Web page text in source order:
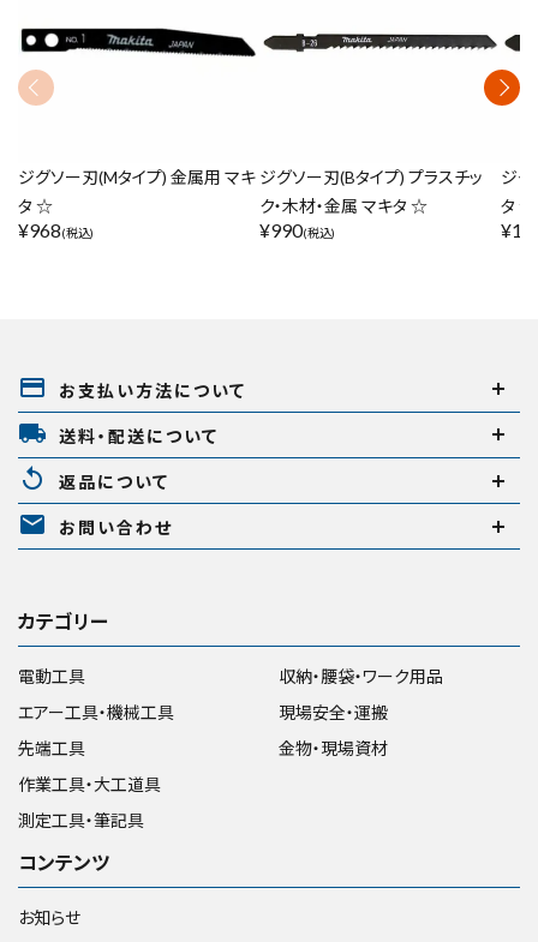
ジグソー刃(Mタイプ) 金属用 マキ
タ ☆
¥968(税込)
ジグソー刃(Bタイプ) プラスチッ
ク・木材・金属 マキタ ☆
¥990(税込)
ジグ
タ ☆
¥
payment お支払い方法について
local_shipping 送料・配送について
replay 返品について
mail お問い合わせ
カテゴリー
電動工具
エアー工具・機械工具
先端工具
作業工具・大工道具
測定工具・筆記具
収納・腰袋・ワーク用品
現場安全・運搬
金物・現場資材
コンテンツ
お知らせ